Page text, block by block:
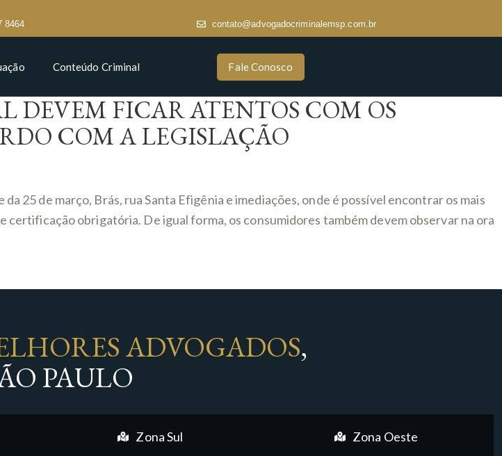
8464 contato@advogadocriminalemsp.com.br
Conteúdo Criminal Fale Conosco
DEVEM FICAR ATENTOS COM OS
COM A LEGISLAÇÃO
25 de março, Brás, rua Santa Efigênia e imediações, onde é possível encontrar os mais
obrigatória. De igual forma, os consumidores também devem observar na ora
ADVOGADOS,
PAULO
Zona Sul Zona Oeste